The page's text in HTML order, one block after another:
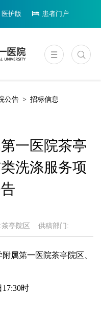
医护版 患者门户
公告 > 招标信息
一医院茶亭
洗涤服务项
茶亭院区 供稿部门:
属第一医院茶亭院区、
时